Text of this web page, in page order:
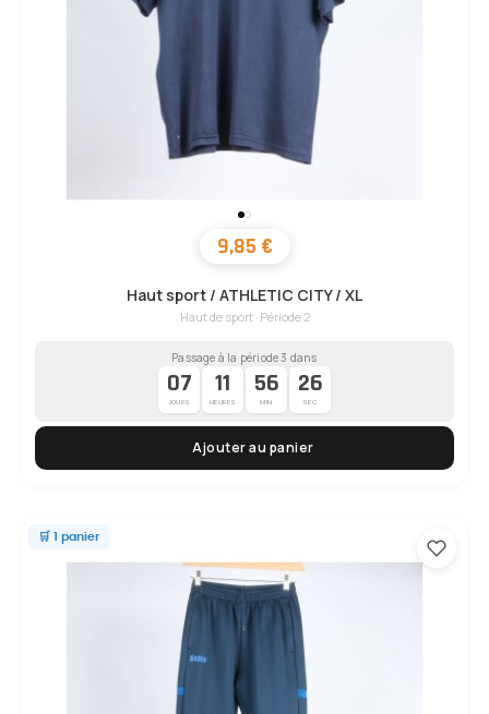
9,85 €
Haut sport / ATHLETIC CITY / XL
Haut de sport · Période 2
Passage à la période 3 dans
07
JOURS
11
HEURES
56
MIN
25
SEC
Ajouter au panier
🛒 1 panier